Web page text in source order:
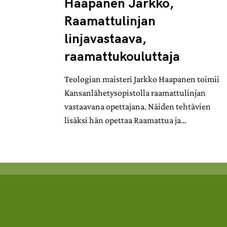
Raamattulinjan
linjavastaava,
raamattukouluttaja
Teologian maisteri Jarkko Haapanen toimii
Kansanlähetysopistolla raamattulinjan
vastaavana opettajana. Näiden tehtävien
lisäksi hän opettaa Raamattua ja…